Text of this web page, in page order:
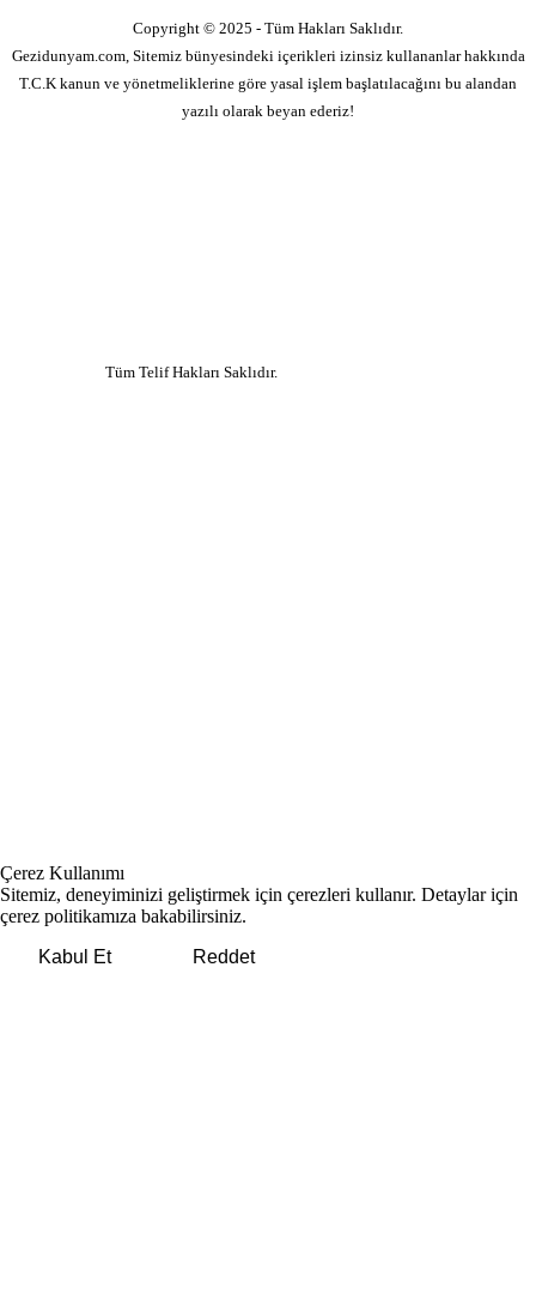
Copyright © 2025 - Tüm Hakları Saklıdır.
Gezidunyam.com, Sitemiz bünyesindeki içerikleri izinsiz kullananlar hakkında
T.C.K kanun ve yönetmeliklerine göre yasal işlem başlatılacağını bu alandan
yazılı olarak beyan ederiz!
Tüm Telif Hakları Saklıdır.
Çerez Kullanımı
Sitemiz, deneyiminizi geliştirmek için çerezleri kullanır. Detaylar için
çerez politikamıza bakabilirsiniz.
Kabul Et
Reddet